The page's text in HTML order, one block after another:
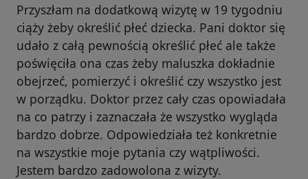
Przyszłam na dodatkową wizytę w 19 tygodniu
ciąży żeby określić płeć dziecka. Pani doktor się
udało z całą pewnością określić płeć ale także
poświęciła ona czas żeby maluszka dokładnie
obejrzeć, pomierzyć i określić czy wszystko jest
w porządku. Doktor przez cały czas opowiadała
na co patrzy i zaznaczała że wszystko wygląda
bardzo dobrze. Odpowiedziała też konkretnie
na wszystkie moje pytania czy wątpliwości.
Jestem bardzo zadowolona z wizyty.